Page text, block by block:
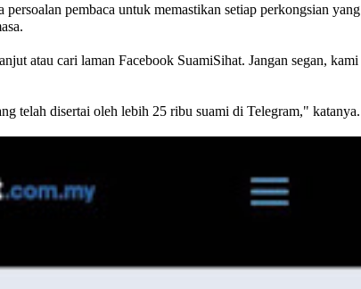
pembaca untuk memastikan setiap perkongsian yang
atau cari laman Facebook SuamiSihat. Jangan segan, kami
telah disertai oleh lebih 25 ribu suami di Telegram," katanya.